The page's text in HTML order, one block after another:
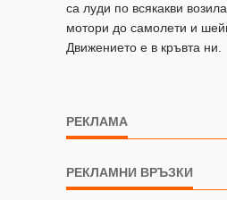
са луди по всякакви
мотори до самолети и
Движението е в кръвта ни.
РЕКЛАМА
РЕКЛАМНИ ВРЪЗКИ